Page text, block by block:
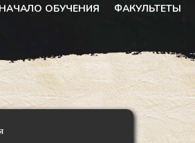
НАЧАЛО ОБУЧЕНИЯ ФАКУЛЬТЕТЫ